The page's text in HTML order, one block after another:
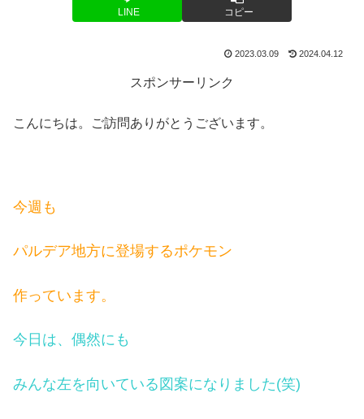
LINE コピー
2023.03.09 2024.04.12
スポンサーリンク
こんにちは。ご訪問ありがとうございます。
今週も
パルデア地方に登場するポケモン
作っています。
今日は、偶然にも
みんな左を向いている図案になりました(笑)